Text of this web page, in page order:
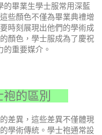
的畢業生學士服常用深藍
些顏色不僅為畢業典禮增
時刻展現出他們的學術成
顏色，學士服成為了慶祝
的重要媒介。
袍的區別
差異，這些差異不僅體現
學術傳統。學士袍通常設